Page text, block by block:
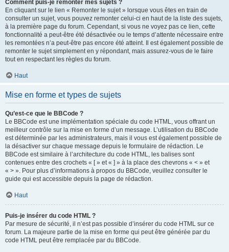
Comment puis-je remonter mes sujets ?
En cliquant sur le lien « Remonter le sujet » lorsque vous êtes en train de
consulter un sujet, vous pouvez remonter celui-ci en haut de la liste des sujets,
à la première page du forum. Cependant, si vous ne voyez pas ce lien, cette
fonctionnalité a peut-être été désactivée ou le temps d’attente nécessaire entre
les remontées n’a peut-être pas encore été atteint. Il est également possible de
remonter le sujet simplement en y répondant, mais assurez-vous de le faire
tout en respectant les règles du forum.
Haut
Mise en forme et types de sujets
Qu’est-ce que le BBCode ?
Le BBCode est une implémentation spéciale du code HTML, vous offrant un
meilleur contrôle sur la mise en forme d’un message. L’utilisation du BBCode
est déterminée par les administrateurs, mais il vous est également possible de
la désactiver sur chaque message depuis le formulaire de rédaction. Le
BBCode est similaire à l’architecture du code HTML, les balises sont
contenues entre des crochets « [ » et « ] » à la place des chevrons « < » et
« > ». Pour plus d’informations à propos du BBCode, veuillez consulter le
guide qui est accessible depuis la page de rédaction.
Haut
Puis-je insérer du code HTML ?
Par mesure de sécurité, il n’est pas possible d’insérer du code HTML sur ce
forum. La majeure partie de la mise en forme qui peut être générée par du
code HTML peut être remplacée par du BBCode.